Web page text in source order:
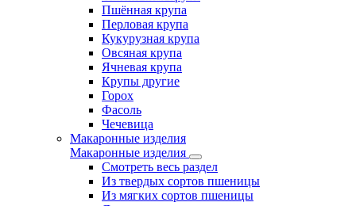
Пшённая крупа
Перловая крупа
Кукурузная крупа
Овсяная крупа
Ячневая крупа
Крупы другие
Горох
Фасоль
Чечевица
Макаронные изделия
Макаронные изделия
Смотреть весь раздел
Из твердых сортов пшеницы
Из мягких сортов пшеницы